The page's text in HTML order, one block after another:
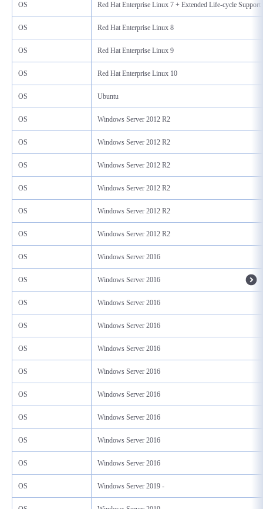
OS Red Hat Enterprise Linux 7 + Extended Life-cycle Support
OS Red Hat Enterprise Linux 8
OS Red Hat Enterprise Linux 9
OS Red Hat Enterprise Linux 10
OS Ubuntu
OS Windows Server 2012 R2
OS Windows Server 2012 R2
OS Windows Server 2012 R2
OS Windows Server 2012 R2
OS Windows Server 2012 R2
OS Windows Server 2012 R2
OS Windows Server 2016
OS Windows Server 2016
OS Windows Server 2016
OS Windows Server 2016
OS Windows Server 2016
OS Windows Server 2016
OS Windows Server 2016
OS Windows Server 2016
OS Windows Server 2016
OS Windows Server 2016
OS Windows Server 2019 -